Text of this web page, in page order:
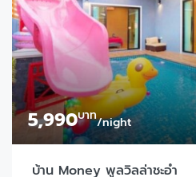
5,990บาท/night
บ้าน Money พูลวิลล่าชะอำ